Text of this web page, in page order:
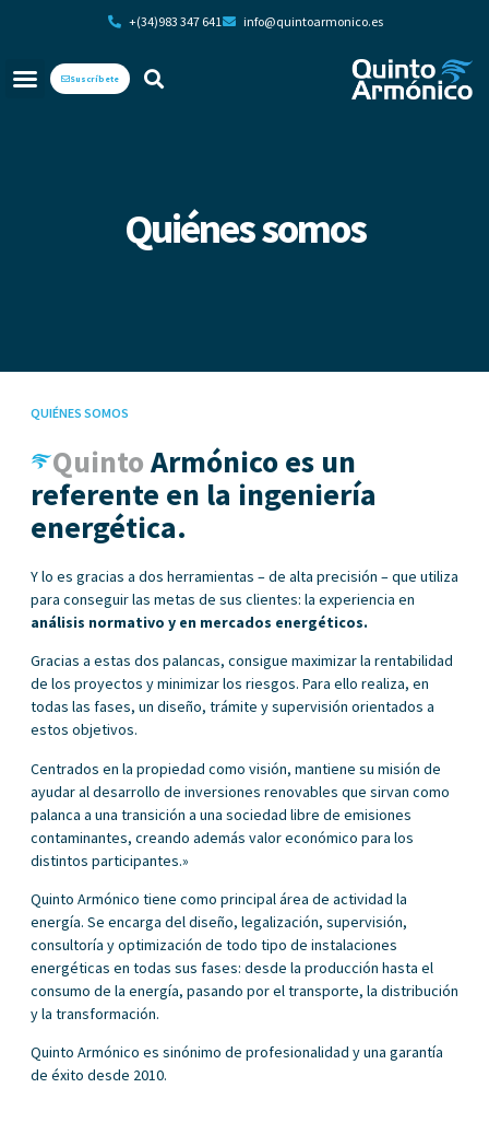
+(34)983 347 641 info@quintoarmonico.es
Suscríbete
Quiénes somos
QUIÉNES SOMOS
QuintoArmónico es un
referente en la ingeniería
energética.
Y lo es gracias a dos herramientas – de alta precisión – que utiliza
para conseguir las metas de sus clientes: la experiencia en
análisis normativo y en mercados energéticos.
Gracias a estas dos palancas, consigue maximizar la rentabilidad
de los proyectos y minimizar los riesgos. Para ello realiza, en
todas las fases, un diseño, trámite y supervisión orientados a
estos objetivos.
Centrados en la propiedad como visión, mantiene su misión de
ayudar al desarrollo de inversiones renovables que sirvan como
palanca a una transición a una sociedad libre de emisiones
contaminantes, creando además valor económico para los
distintos participantes.»
Quinto Armónico tiene como principal área de actividad la
energía. Se encarga del diseño, legalización, supervisión,
consultoría y optimización de todo tipo de instalaciones
energéticas en todas sus fases: desde la producción hasta el
consumo de la energía, pasando por el transporte, la distribución
y la transformación.
Quinto Armónico es sinónimo de profesionalidad y una garantía
de éxito desde 2010.